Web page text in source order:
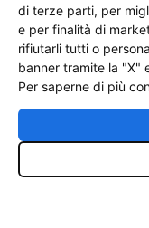
Vuoi
Richiedi
Vai
di terze parti, per
e per finalità di
rifiutarli tutti o
banner tramite la "X"
Per saperne di più